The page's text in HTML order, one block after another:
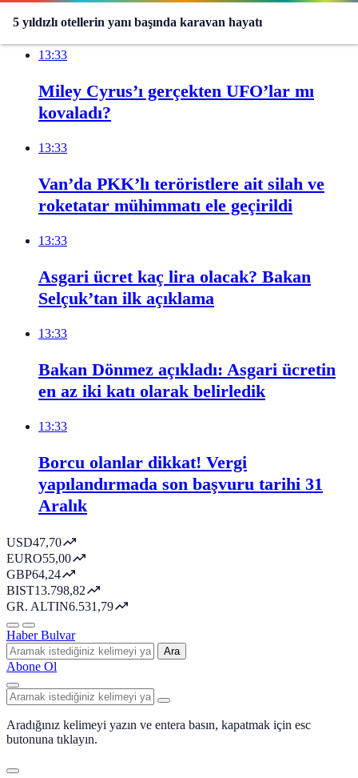
13:33
Miley Cyrus’ı gerçekten UFO’lar mı
kovaladı?
13:33
Van’da PKK’lı teröristlere ait silah ve
roketatar mühimmatı ele geçirildi
13:33
Asgari ücret kaç lira olacak? Bakan
Selçuk’tan ilk açıklama
13:33
Bakan Dönmez açıkladı: Asgari ücretin
en az iki katı olarak belirledik
13:33
Borcu olanlar dikkat! Vergi
yapılandırmada son başvuru tarihi 31
Aralık
USD47,70
EURO55,00
GBP64,24
BIST13.798,82
GR. ALTIN6.531,79
Haber Bulvar
Ara
Abone Ol
Aradığınız kelimeyi yazın ve entera basın, kapatmak için esc
butonuna tıklayın.
5 yıldızlı otellerin yanı başında karavan hayatı